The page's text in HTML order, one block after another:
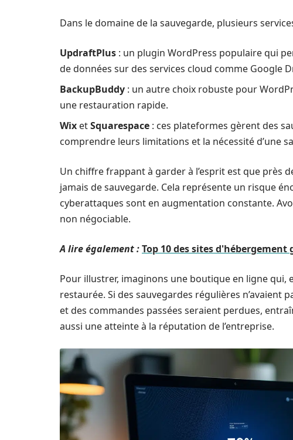
Dans le domaine de la sauvegarde, plusieurs
UpdraftPlus : un plugin WordPress populaire qui
de données sur des services cloud comme Google
BackupBuddy : un autre choix robuste pour
une restauration rapide.
Wix etSquarespace : ces plateformes gèrent des
comprendre leurs limitations et la nécessité d’une
Un chiffre frappant à garder à l’esprit est que près
jamais de sauvegarde. Cela représente un risque
cyberattaques sont en augmentation constante.
non négociable.
A lire également :Top 10 des sites
Pour illustrer, imaginons une boutique en ligne
restaurée. Si des sauvegardes régulières n’avaient
et des commandes passées seraient perdues,
aussi une atteinte à la réputation de l’entreprise.